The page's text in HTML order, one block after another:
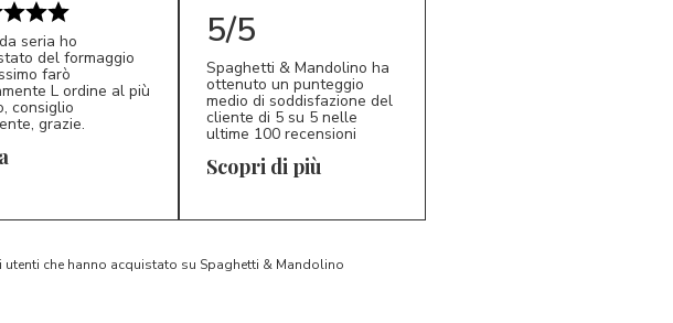
seria ho
del formaggio
farò
L ordine al più
consiglio
grazie.
5/5
Spaghetti & Mandolino ha
ottenuto un punteggio
medio di soddisfazione del
cliente di 5 su 5 nelle
ultime 100 recensioni
Scopri di più
che hanno acquistato su Spaghetti & Mandolino